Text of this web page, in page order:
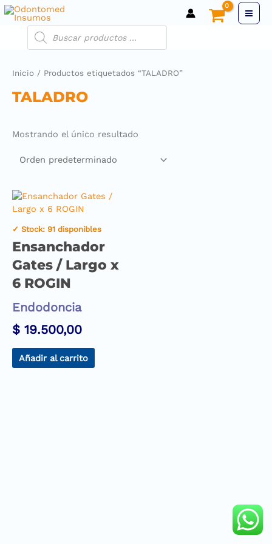
Inicio / Productos etiquetados “TALADRO”
TALADRO
Mostrando el único resultado
✓ Stock: 91 disponibles
Ensanchador
Gates / Largo x
6 ROGIN
Endodoncia
$ 19.500,00
Añadir al carrito